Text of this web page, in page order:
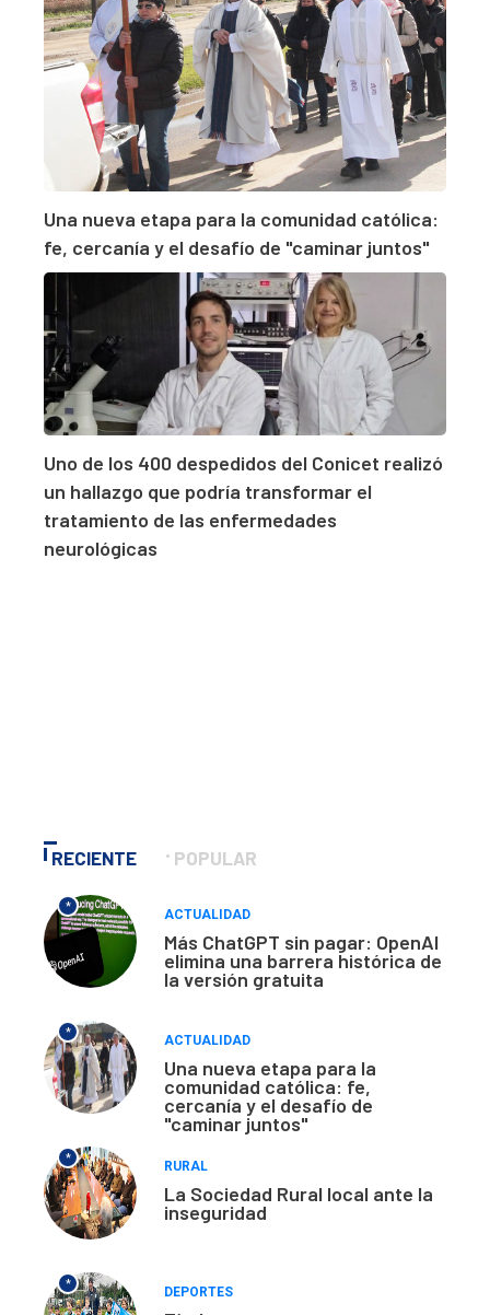
Una nueva etapa para la comunidad católica:
fe, cercanía y el desafío de "caminar juntos"
Uno de los 400 despedidos del Conicet realizó
un hallazgo que podría transformar el
tratamiento de las enfermedades
neurológicas
RECIENTE POPULAR
*
ACTUALIDAD
Más ChatGPT sin pagar: OpenAI
elimina una barrera histórica de
la versión gratuita
*
ACTUALIDAD
Una nueva etapa para la
comunidad católica: fe,
cercanía y el desafío de
"caminar juntos"
*
RURAL
La Sociedad Rural local ante la
inseguridad
*
DEPORTES